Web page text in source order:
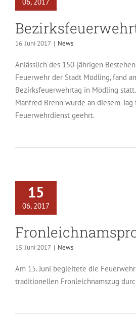
16. Juni 2017 | News
Anlässlich des 150-jährigen
Feuerwehr der Stadt Mödling, fand
Bezirksfeuerwehrtag in Mödling
Manfred Brenn wurde an diesem Tag
Feuerwehrdienst geehrt.
15
06, 2017
15. Juni 2017 | News
Am 15. Juni begleitete die
traditionellen Fronleichnamszug